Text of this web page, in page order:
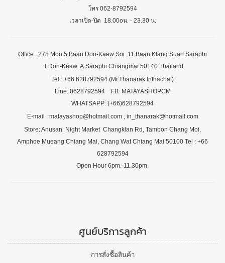
โทร 062-8792594
เวลาเปิด-ปิด 18.00oน. - 23.30 น.
Office : 278 Moo.5 Baan Don-Kaew Soi. 11 Baan Klang Suan Saraphi
T.Don-Keaw A.Saraphi Chiangmai 50140 Thailand
Tel : +66 628792594 (Mr.Thanarak Inthachai)
Line: 0628792594 FB: MATAYASHOPCM
WHATSAPP: (+66)628792594
E-mail : matayashop@hotmail.com , in_thanarak@hotmail.com
Store: Anusan Night Market Changklan Rd, Tambon Chang Moi,
Amphoe Mueang Chiang Mai, Chang Wat Chiang Mai 50100 Tel : +66
628792594
Open Hour 6pm.-11.30pm.
ศูนย์บริการลูกค้า
การสั่งซื้อสินค้า